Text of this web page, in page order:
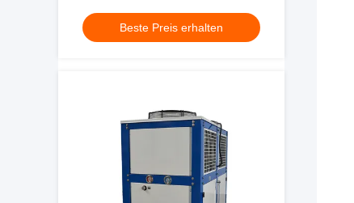
Kühlmittel-Pumpe 200L
Beste Preis erhalten